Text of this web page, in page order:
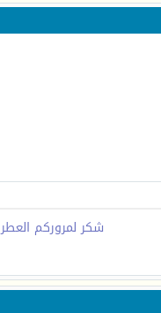
شكر لمروركم